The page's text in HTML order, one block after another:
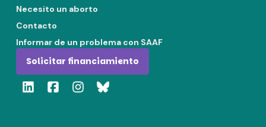
Necesito un aborto
Contacto
Informar de un problema con SAAF
Solicitar financiamiento